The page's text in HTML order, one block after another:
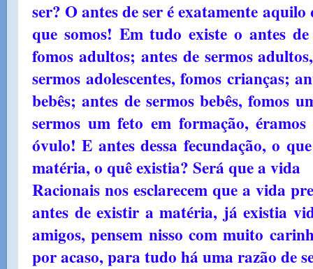
ser? O antes de ser é exatamente
que somos! Em tudo existe o antes
fomos adultos; antes de sermos
sermos adolescentes, fomos crianças;
bebês; antes de sermos bebês, fomos
sermos um feto em formação,
óvulo! E antes dessa fecundação, o
matéria, o quê existia? Será que a
Racionais nos esclarecem que a vida
antes de existir a matéria, já existia
amigos, pensem nisso com muito
por acaso, para tudo há uma razão de